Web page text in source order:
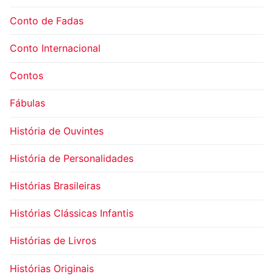
Conto de Fadas
Conto Internacional
Contos
Fábulas
História de Ouvintes
História de Personalidades
Histórias Brasileiras
Histórias Clássicas Infantis
Histórias de Livros
Histórias Originais